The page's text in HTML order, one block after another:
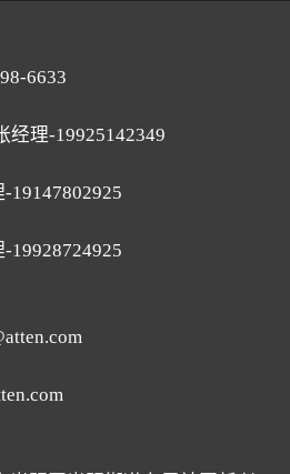
6633
经理-19925142349
19147802925
19928724925